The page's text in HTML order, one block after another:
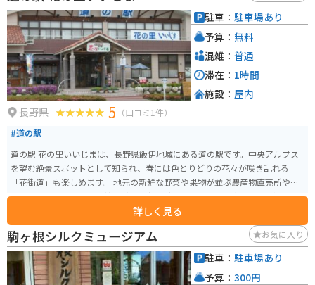
長野県 5 （口コミ1件）
#道の駅
道の駅 花の里いいじまは、長野県飯伊地域にある道の駅です。中央アルプス
を望む絶景スポットとして知られ、春には色とりどりの花々が咲き乱れる
「花街道」も楽しめます。 地元の新鮮な野菜や果物が並ぶ農産物直売所や、
手打ちそばやソースカツ丼などのご当地グルメが味わえる飲食店も人気で
す。特におすすめは、地元産のそば粉を使った「天龍そば」です。 バイクで
訪れる場合、道の駅には広い駐車場が完備されているので安心です。周辺に
は、中央アルプスを望むワインディングロードなど、ツーリングに最適なル
ートも充実しています。 お土産には、地元産のりんごを使ったジュースやジ
ャム、そばを使ったお菓子などがおすすめです。
詳しく見る
駐車： 駐車場あり
予算： 無料
混雑： 普通
滞在： 1時間
施設： 屋内
駒ヶ根シルクミュージアム お気に入り
駐車： 駐車場あり
予算： 300円